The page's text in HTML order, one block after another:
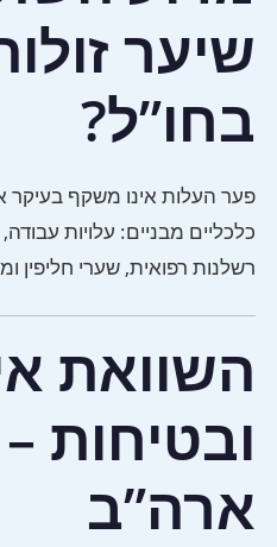
שיער
בחו”ל?
פער העלות אינו משקף בעיקר
כלכליים מבניים: עלויות
רשלנות רפואית, שערי חליפין
השוואת
ובטיחות
ארה”ב